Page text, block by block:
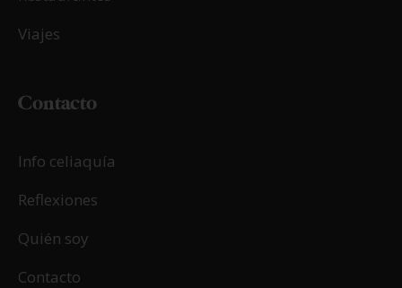
Viajes
Contacto
Info celiaquía
Reflexiones
Quién soy
Contacto